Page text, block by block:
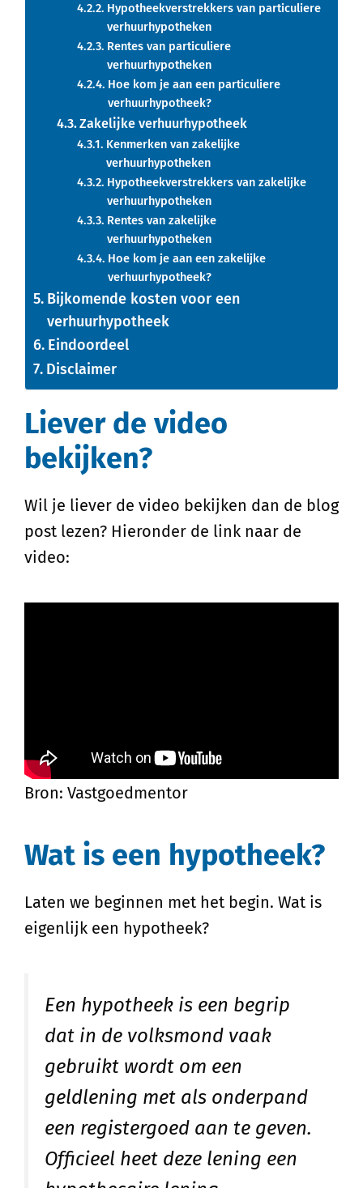
Hypotheekverstrekkers van particuliere
verhuurhypotheken
Rentes van particuliere
verhuurhypotheken
Hoe kom je aan een particuliere
verhuurhypotheek?
Zakelijke verhuurhypotheek
Kenmerken van zakelijke
verhuurhypotheken
Hypotheekverstrekkers van zakelijke
verhuurhypotheken
Rentes van zakelijke
verhuurhypotheken
Hoe kom je aan een zakelijke
verhuurhypotheek?
Bijkomende kosten voor een
verhuurhypotheek
Eindoordeel
Disclaimer
Liever de video
bekijken?
Wil je liever de video bekijken dan de blog
post lezen? Hieronder de link naar de
video:
Bron: Vastgoedmentor
Wat is een hypotheek?
Laten we beginnen met het begin. Wat is
eigenlijk een hypotheek?
Een hypotheek is een begrip
dat in de volksmond vaak
gebruikt wordt om een
geldlening met als onderpand
een registergoed aan te geven.
Officieel heet deze lening een